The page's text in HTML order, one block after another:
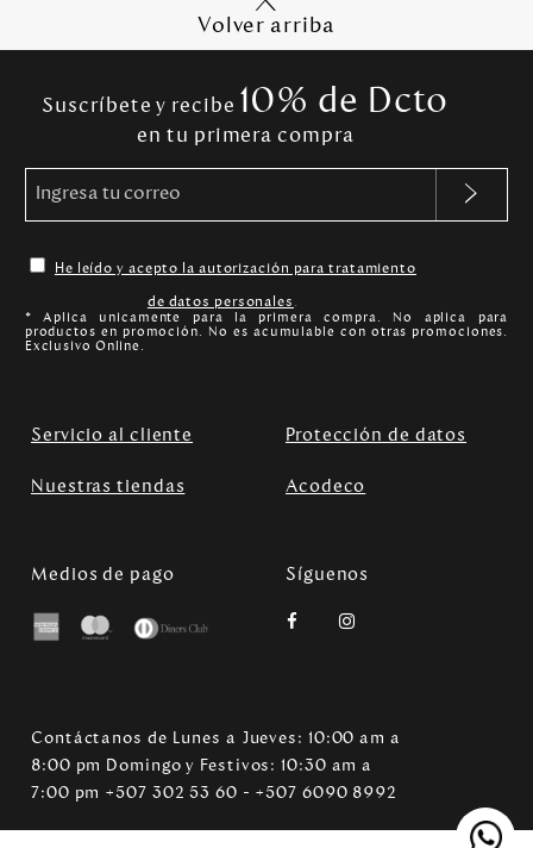
Volver arriba
Suscríbete y recibe 10% de Dcto
en tu primera compra
He leído y acepto la autorización para tratamiento
de datos personales.
* Aplica unicamente para la primera compra. No aplica para
productos en promoción. No es acumulable con otras promociones.
Exclusivo Online.
Servicio al cliente Protección de datos
Nuestras tiendas Acodeco
Medios de pago Síguenos
Contáctanos de Lunes a Jueves: 10:00 am a
8:00 pm Domingo y Festivos: 10:30 am a
7:00 pm +507 302 53 60 - +507 6090 8992